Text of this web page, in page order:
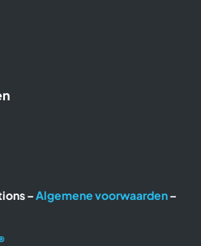
–Algemene voorwaarden–